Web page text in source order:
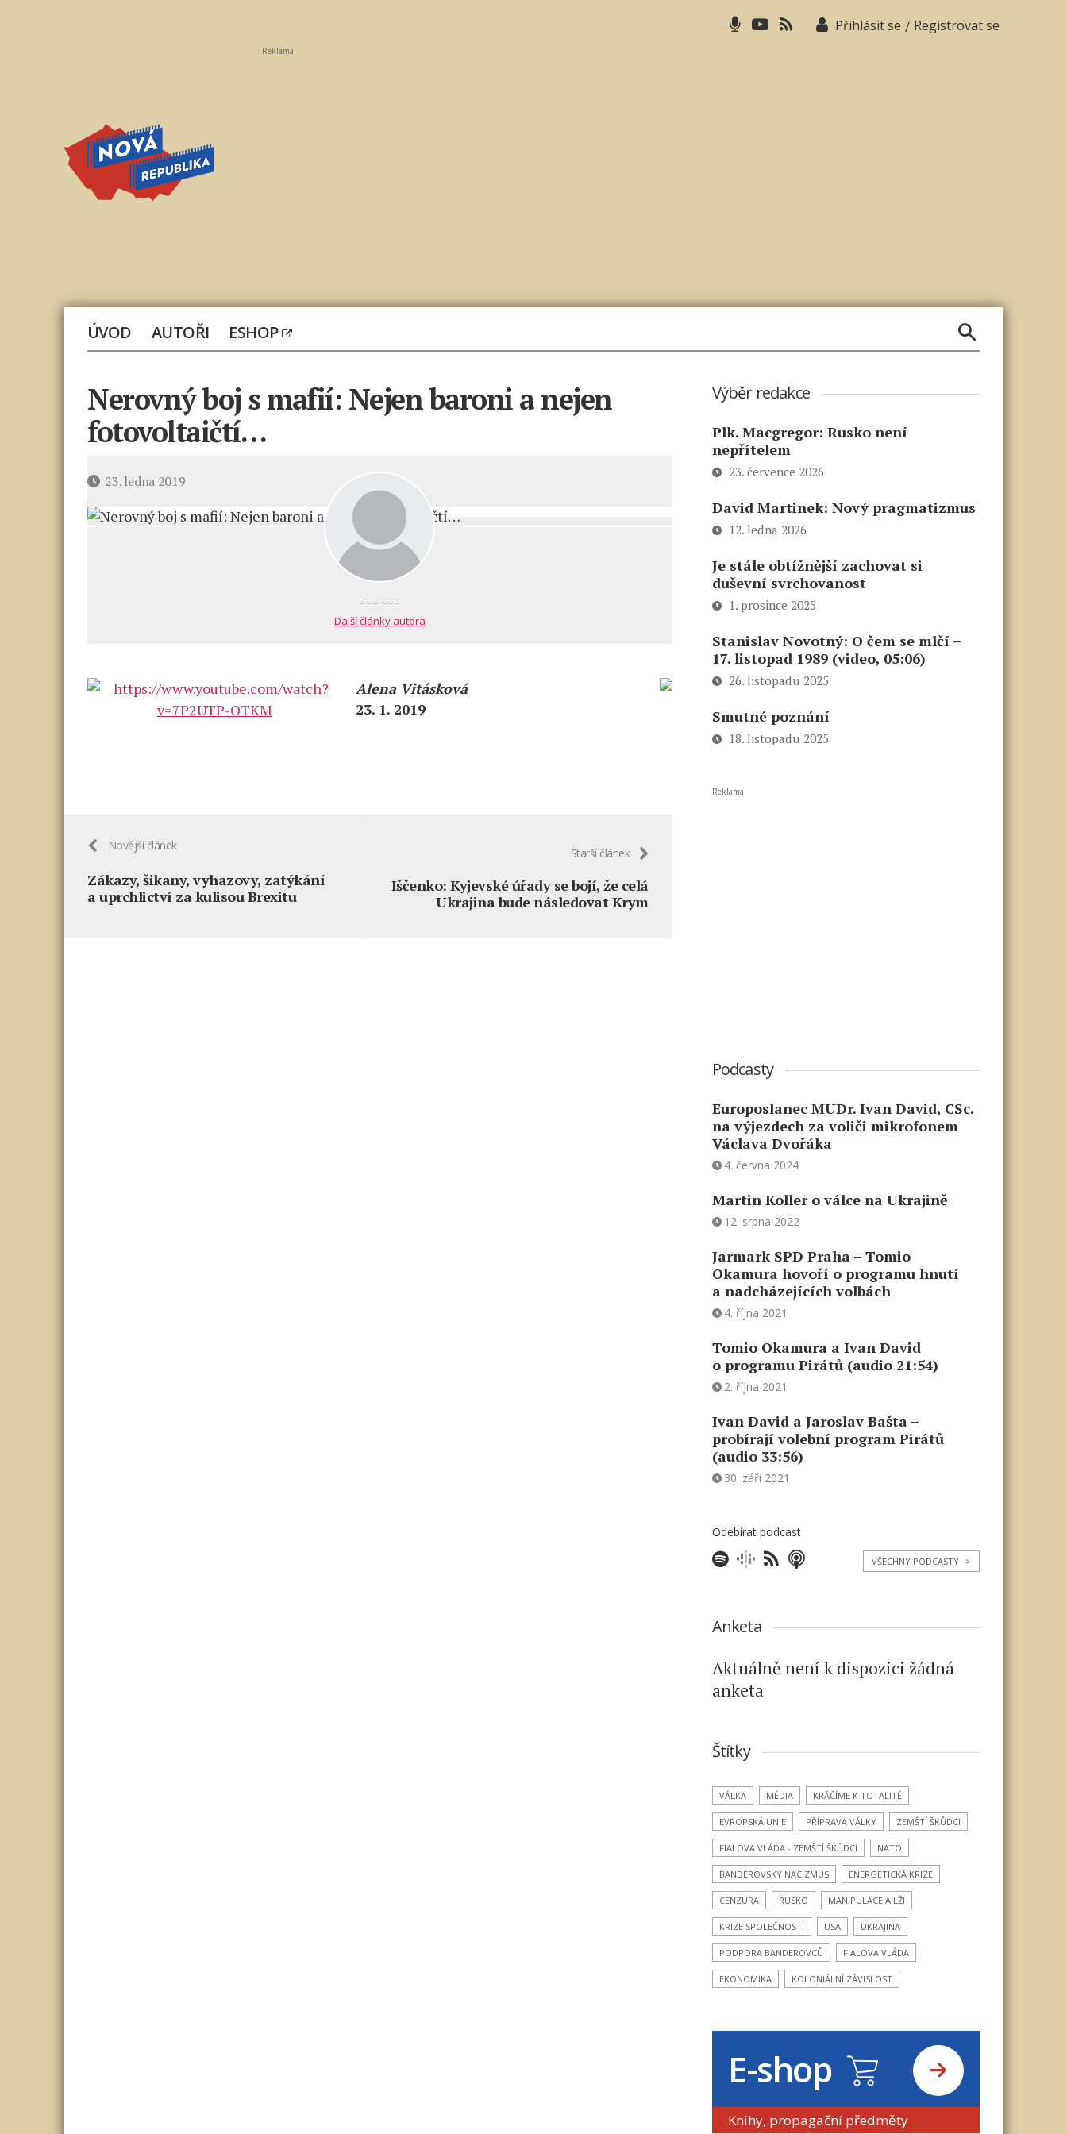
Přihlásit se / Registrovat se
Reklama
ÚVOD AUTOŘI ESHOP
Nerovný boj s mafií: Nejen baroni a nejen
fotovoltaičtí…
Datum23. ledna 2019
--- ---
Další články autora
Alena Vitásková
23. 1. 2019
Novější článek
Zákazy, šikany, vyhazovy, zatýkání
a uprchlictví za kulisou Brexitu
Starší článek
Iščenko: Kyjevské úřady se bojí, že celá
Ukrajina bude následovat Krym
Výběr redakce
Plk. Macgregor: Rusko není
nepřítelem
23. července 2026
David Martinek: Nový pragmatizmus
12. ledna 2026
Je stále obtížnější zachovat si
duševní svrchovanost
1. prosince 2025
Stanislav Novotný: O čem se mlčí –
17. listopad 1989 (video, 05:06)
26. listopadu 2025
Smutné poznání
18. listopadu 2025
Reklama
Podcasty
Europoslanec MUDr. Ivan David, CSc.
na výjezdech za voliči mikrofonem
Václava Dvořáka
4. června 2024
Martin Koller o válce na Ukrajině
12. srpna 2022
Jarmark SPD Praha – Tomio
Okamura hovoří o programu hnutí
a nadcházejících volbách
4. října 2021
Tomio Okamura a Ivan David
o programu Pirátů (audio 21:54)
2. října 2021
Ivan David a Jaroslav Bašta –
probírají volební program Pirátů
(audio 33:56)
30. září 2021
Odebírat podcast
VŠECHNY PODCASTY >
Anketa
Aktuálně není k dispozici žádná
anketa
Štítky
VÁLKA MÉDIA KRÁČÍME K TOTALITĚ
EVROPSKÁ UNIE PŘÍPRAVA VÁLKY ZEMŠTÍ ŠKŮDCI
FIALOVA VLÁDA - ZEMŠTÍ ŠKŮDCI NATO
BANDEROVSKÝ NACIZMUS ENERGETICKÁ KRIZE
CENZURA RUSKO MANIPULACE A LŽI
KRIZE SPOLEČNOSTI USA UKRAJINA
PODPORA BANDEROVCŮ FIALOVA VLÁDA
EKONOMIKA KOLONIÁLNÍ ZÁVISLOST
E-shop
Knihy, propagační předměty